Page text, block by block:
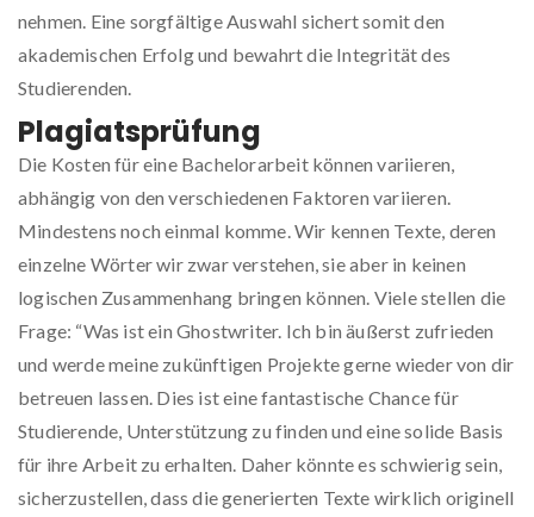
nehmen. Eine sorgfältige Auswahl sichert somit den
akademischen Erfolg und bewahrt die Integrität des
Studierenden.
Plagiatsprüfung
Die Kosten für eine Bachelorarbeit können variieren,
abhängig von den verschiedenen Faktoren variieren.
Mindestens noch einmal komme. Wir kennen Texte, deren
einzelne Wörter wir zwar verstehen, sie aber in keinen
logischen Zusammenhang bringen können. Viele stellen die
Frage: “Was ist ein Ghostwriter. Ich bin äußerst zufrieden
und werde meine zukünftigen Projekte gerne wieder von dir
betreuen lassen. Dies ist eine fantastische Chance für
Studierende, Unterstützung zu finden und eine solide Basis
für ihre Arbeit zu erhalten. Daher könnte es schwierig sein,
sicherzustellen, dass die generierten Texte wirklich originell